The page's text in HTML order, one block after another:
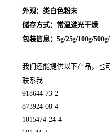
外观：类白色粉末
储存方式：常温避光干燥
包装信息：5g/25g/100g/
我们还能提供以下产品，也
联系我
918644-73-2
873924-08-4
1015474-24-4